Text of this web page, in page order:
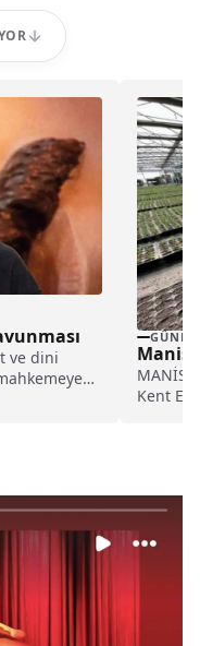
ve dini
Kent